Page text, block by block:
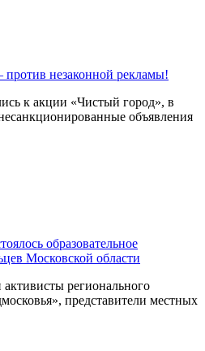
незаконной рекламы!
к акции «Чистый город», в
объявления
образовательное
Московской области
активисты регионального
представители местных